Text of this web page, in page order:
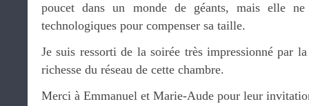
poucet dans un monde de géants, mais elle ne
technologiques pour compenser sa taille.
Je suis ressorti de la soirée très impressionné par
richesse du réseau de cette chambre.
Merci à Emmanuel et Marie-Aude pour leur